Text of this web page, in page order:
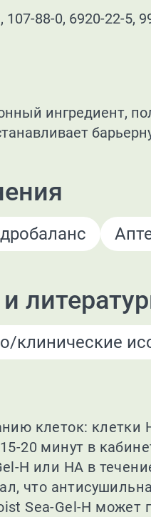
107-88-0, 6920-22-5,
ингредиент,
клинические
клеток: клетки
20 минут в
H или HA в
что
Sea-Gel-H может